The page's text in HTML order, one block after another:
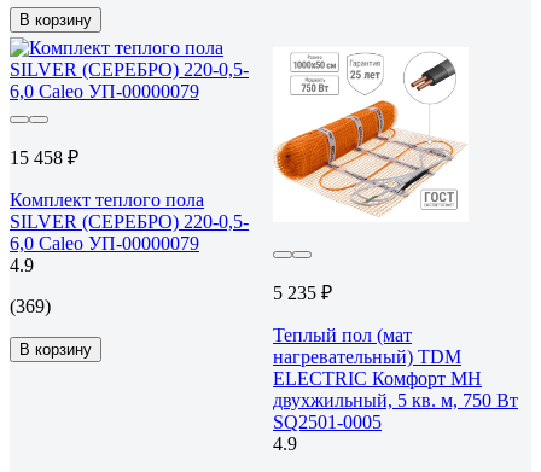
В корзину
15 458 ₽
Комплект теплого пола
SILVER (СЕРЕБРО) 220-0,5-
6,0 Caleo УП-00000079
4.9
(369)
В корзину
5 235 ₽
Теплый пол (мат
нагревательный) TDM
ELECTRIC Комфорт МН
двухжильный, 5 кв. м, 750 Вт
SQ2501-0005
4.9